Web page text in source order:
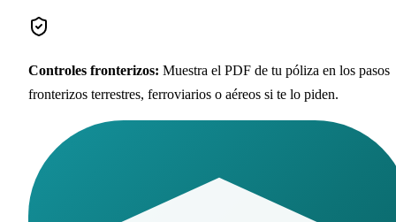
Controles fronterizos: Muestra el PDF de tu póliza en los pasos
fronterizos terrestres, ferroviarios o aéreos si te lo piden.